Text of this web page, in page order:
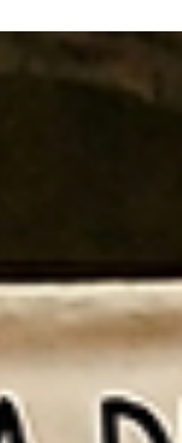
che la pandemia ha recato